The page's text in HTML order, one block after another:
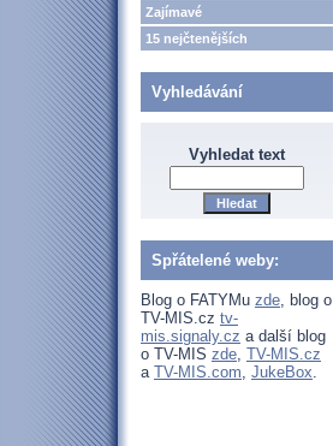
Zajímavé
15 nejčtenějších
Vyhledávání
Vyhledat text
Spřátelené weby:
Blog o FATYMu zde, blog o
TV-MIS.cz tv-
mis.signaly.cz a další blog
o TV-MIS zde, TV-MIS.cz
a TV-MIS.com, JukeBox.